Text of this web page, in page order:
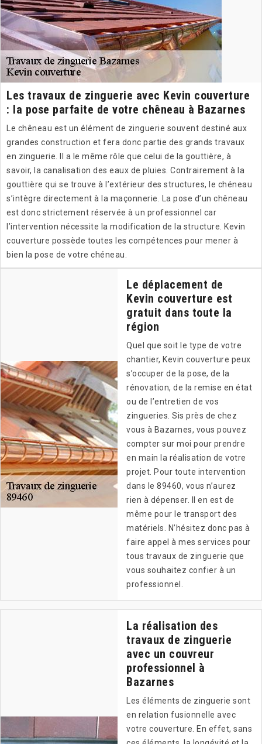
Les travaux de zinguerie avec Kevin couverture
: la pose parfaite de votre chêneau à Bazarnes
Le chêneau est un élément de zinguerie souvent destiné aux
grandes construction et fera donc partie des grands travaux
en zinguerie. Il a le même rôle que celui de la gouttière, à
savoir, la canalisation des eaux de pluies. Contrairement à la
gouttière qui se trouve à l’extérieur des structures, le chéneau
s’intègre directement à la maçonnerie. La pose d’un chêneau
est donc strictement réservée à un professionnel car
l’intervention nécessite la modification de la structure. Kevin
couverture possède toutes les compétences pour mener à
bien la pose de votre chéneau.
Le déplacement de
Kevin couverture est
gratuit dans toute la
région
Quel que soit le type de votre
chantier, Kevin couverture peux
s’occuper de la pose, de la
rénovation, de la remise en état
ou de l’entretien de vos
zingueries. Sis près de chez
vous à Bazarnes, vous pouvez
compter sur moi pour prendre
en main la réalisation de votre
projet. Pour toute intervention
dans le 89460, vous n’aurez
rien à dépenser. Il en est de
même pour le transport des
matériels. N’hésitez donc pas à
faire appel à mes services pour
tous travaux de zinguerie que
vous souhaitez confier à un
professionnel.
La réalisation des
travaux de zinguerie
avec un couvreur
professionnel à
Bazarnes
Les éléments de zinguerie sont
en relation fusionnelle avec
votre couverture. En effet, sans